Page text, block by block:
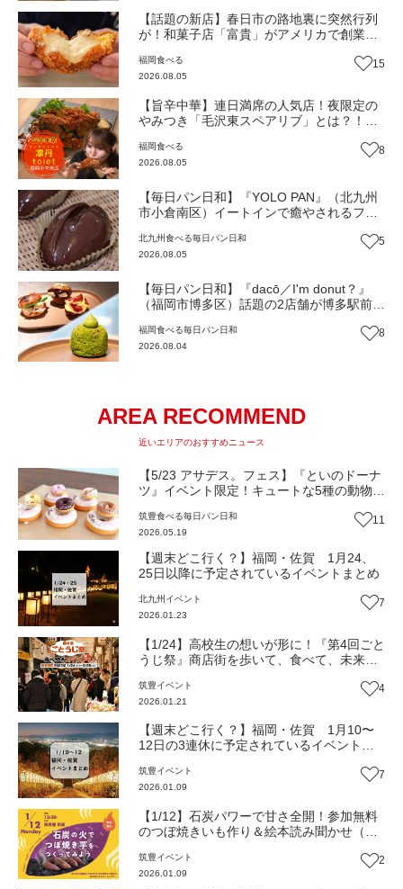
【話題の新店】春日市の路地裏に突然行列
が！和菓子店「富貴」がアメリカで創業し
号店をオープン！（福岡・春日市）
福岡食べる
2026.08.05
15
【旨辛中華】連日満席の人気店！夜限定の
やみつき「毛沢東スペアリブ」とは？！
福岡食べる
2026.08.05
8
【毎日パン日和】『YOLO PAN』（北九州
市小倉南区）イートインで癒やされるフワ
北九州食べる毎日パン日和
2026.08.05
5
【毎日パン日和】『dacō／I'm donut？』
（福岡市博多区）話題の2店舗が博多駅前に
パン】
福岡食べる毎日パン日和
2026.08.04
8
AREA RECOMMEND
近いエリアのおすすめニュース
【5/23 アサデス。フェス】『といのドーナ
ツ』イベント限定！キュートな5種の動物デ
筑豊食べる毎日パン日和
2026.05.19
11
【週末どこ行く？】福岡・佐賀 1月24、
25日以降に予定されているイベントまとめ
北九州 イベント
2026.01.23
7
【1/24】高校生の想いが形に！『第4回ごと
うじ祭』商店街を歩いて、食べて、未来を
筑豊イベント
2026.01.21
4
【週末どこ行く？】福岡・佐賀 1月10〜
12日の3連休に予定されているイベントま
筑豊イベント
2026.01.09
7
【1/12】石炭パワーで甘さ全開！参加無料
のつぼ焼きいも作り＆絵本読み聞かせ（福
筑豊イベント
2026.01.09
2